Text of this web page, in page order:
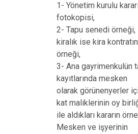
1- Yönetim kurulu
fotokopisi,
2- Tapu senedi örneği,
kiralık ise kira
örneği,
3- Ana gayrimenkulün
kayıtlarında mesken
olarak görünenyerler
kat maliklerinin oy
ile aldıkları kararın
Mesken ve işyerinin